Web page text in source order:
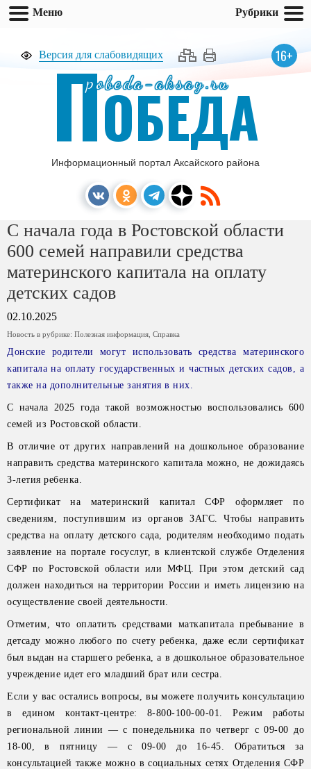
Версия для слабовидящих 16+
pobeda-aksay.ru
ПОБЕДА
Информационный портал Аксайского района
С начала года в Ростовской области
600 семей направили средства
материнского капитала на оплату
детских садов
02.10.2025
Новость в рубрике: Полезная информация Справка
Донские родители могут использовать средства материнского
капитала на оплату государственных и частных детских садов, а
также на дополнительные занятия в них.
С начала 2025 года такой возможностью воспользовались 600
семей из Ростовской области.
В отличие от других направлений на дошкольное образование
направить средства материнского капитала можно, не дожидаясь
3-летия ребенка.
Сертификат на материнский капитал СФР оформляет по
сведениям, поступившим из органов ЗАГС. Чтобы направить
средства на оплату детского сада, родителям необходимо подать
заявление на портале госуслуг, в клиентской службе Отделения
СФР по Ростовской области или МФЦ. При этом детский сад
должен находиться на территории России и иметь лицензию на
осуществление своей деятельности.
Отметим, что оплатить средствами маткапитала пребывание в
детсаду можно любого по счету ребенка, даже если сертификат
был выдан на старшего ребенка, а в дошкольное образовательное
учреждение идет его младший брат или сестра.
Если у вас остались вопросы, вы можете получить консультацию
в едином контакт-центре: 8-800-100-00-01. Режим работы
региональной линии — с понедельника по четверг с 09-00 до
18-00, в пятницу — с 09-00 до 16-45. Обратиться за
консультацией также можно в социальных сетях Отделения СФР
Меню Рубрики